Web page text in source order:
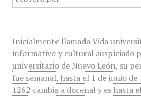
Inicialmente llamada Vida
informativo y cultural auspiciado
universitario de Nuevo León, su
fue semanal, hasta el 1 de junio
1262 cambia a docenal y es hasta